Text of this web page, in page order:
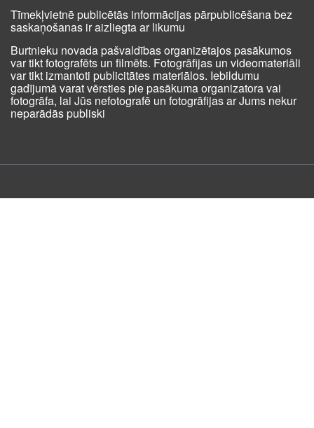
Tīmekļvietnē publicētās informācijas pārpublicēšana bez
saskaņošanas ir aizliegta ar likumu
Burtnieku novada pašvaldības organizētajos pasākumos
var tikt fotografēts un filmēts. Fotogrāfijas un videomateriāli
var tikt izmantoti publicitātes materiālos. Iebildumu
gadījumā varat vērsties pie pasākuma organizatora vai
fotogrāfa, lai Jūs nefotografē un fotogrāfijas ar Jums nekur
neparādās publiski